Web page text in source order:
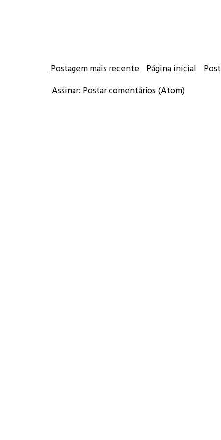
Postagem mais recente Página inicial
Assinar: Postar comentários (Atom)